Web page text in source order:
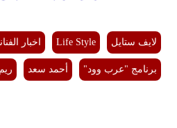
لايف ستايل Life Style اخبار
برنامج "عرب وود" أحمد سعد